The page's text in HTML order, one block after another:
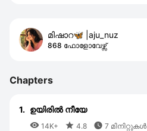
മിഷാറ🦋 |aju_nuz
868 ഫോളോവേഴ്സ്
Chapters
1. ഉയിരിൽ നീയേ
 14K+  4.8  7 മിനിറ്റുകൾ